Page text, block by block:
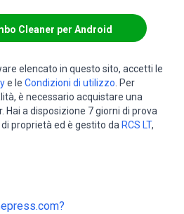
Cleaner per Android
elencato in questo sito, accetti le
e le Condizioni di utilizzo. Per
è necessario acquistare una
Hai a disposizione 7 giorni di prova
proprietà ed è gestito da RCS LT,